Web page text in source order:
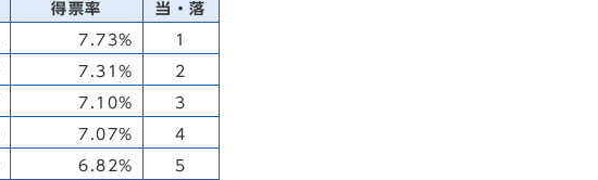
得票率 当・落
7.73% 1
7.31% 2
7.10% 3
7.07% 4
6.82% 5